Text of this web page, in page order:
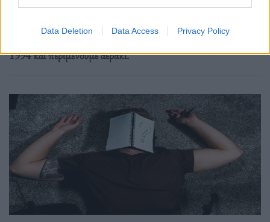
Data Deletion Data Access Privacy Policy
Ξεχάστε το θερμόμετρο και το «πιες νεράκι». Η νέα ζέστη
μετριέται στο πόσο γρήγορα λυγίζει το σώμα, ενώ οι πόλεις
συνεχίζουν να λειτουργούν σαν να βρισκόμαστε ακόμη στο
1994 και περιμένουμε αεράκι.